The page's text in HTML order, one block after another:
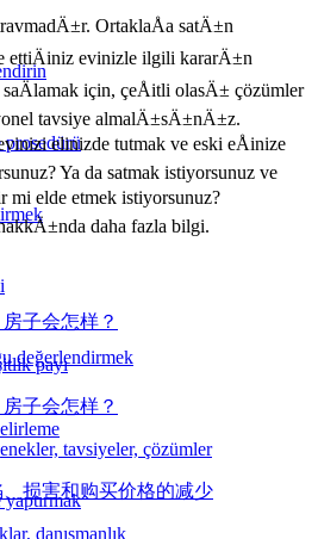
prosedürü
değerlendirmek
OrtaklaÅa satÄ±n
ettiÄiniz evinizle ilgili kararÄ±n
için, çeÅitli olasÄ± çözümler
tavsiye almalÄ±sÄ±nÄ±z.
elinizde tutmak ve eski eÅinize
Ya da satmak istiyorsunuz ve
mi elde etmek istiyorsunuz?
daha fazla bilgi.
payı
tavsiyeler, çözümler
danışmanlık